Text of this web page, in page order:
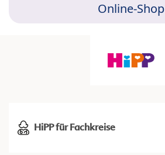
Online-Shop
HiPP für Fachkreise